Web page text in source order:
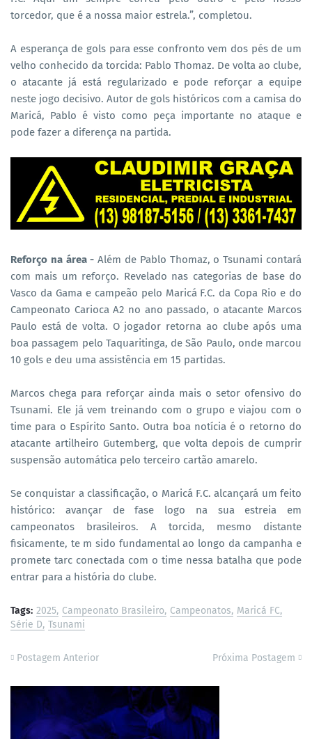
torcedor, que é a nossa maior estrela.”, completou.
A esperança de gols para esse confronto vem dos pés de um
velho conhecido da torcida: Pablo Thomaz. De volta ao clube,
o atacante já está regularizado e pode reforçar a equipe
neste jogo decisivo. Autor de gols históricos com a camisa do
Maricá, Pablo é visto como peça importante no ataque e
pode fazer a diferença na partida.
Reforço na área -Além de Pablo Thomaz, o Tsunami contará
com mais um reforço. Revelado nas categorias de base do
Vasco da Gama e campeão pelo Maricá F.C. da Copa Rio e do
Campeonato Carioca A2 no ano passado, o atacante Marcos
Paulo está de volta. O jogador retorna ao clube após uma
boa passagem pelo Taquaritinga, de São Paulo, onde marcou
10 gols e deu uma assistência em 15 partidas.
Marcos chega para reforçar ainda mais o setor ofensivo do
Tsunami. Ele já vem treinando com o grupo e viajou com o
time para o Espírito Santo. Outra boa notícia é o retorno do
atacante artilheiro Gutemberg, que volta depois de cumprir
suspensão automática pelo terceiro cartão amarelo.
Se conquistar a classificação, o Maricá F.C. alcançará um feito
histórico: avançar de fase logo na sua estreia em
campeonatos brasileiros. A torcida, mesmo distante
fisicamente, te m sido fundamental ao longo da campanha e
promete tarc conectada com o time nessa batalha que pode
entrar para a história do clube.
Tags: 2025 Campeonato Brasileiro Campeonatos Maricá FC
Série D Tsunami
Postagem Anterior Próxima Postagem